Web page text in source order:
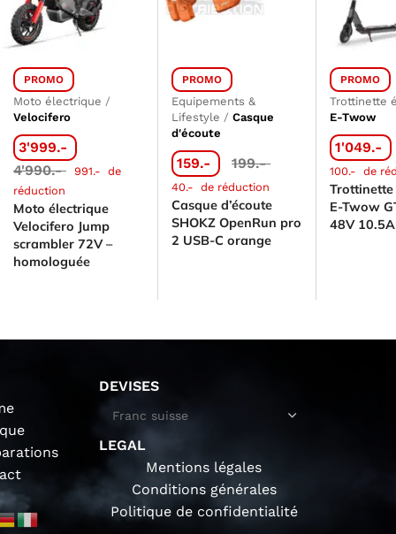
PROMO
Moto électrique /
Velocifero
3'999.-
4'990.-
991.- de
réduction
Moto électrique
Velocifero Jump
scrambler 72V –
homologuée
PROMO
Equipements &
Lifestyle /Casque
d'écoute
159.- 199.-
40.- de réduction
Casque d’écoute
SHOKZ OpenRun pro
2 USB-C orange
PROMO
Trottinette
E-Twow
1'049.-
100.- de
E-Twow
48V
DEVISES
LEGAL
Mentions légales
Conditions générales
Politique de confidentialité